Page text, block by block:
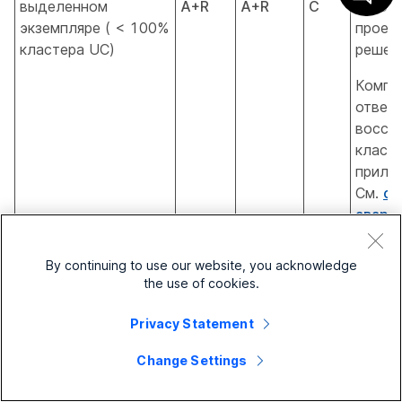
выделенном
экземпляре ( < 100%
кластера UC)
A+R A+R C
См.
By continuing to use our website, you acknowledge
the use of cookies.
Privacy Statement
Change Settings